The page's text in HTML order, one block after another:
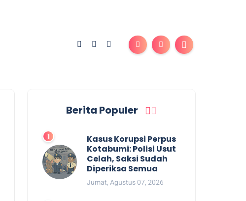
Berita Populer
Kasus Korupsi Perpus
Kotabumi: Polisi Usut
Celah, Saksi Sudah
Diperiksa Semua
Jumat, Agustus 07, 2026